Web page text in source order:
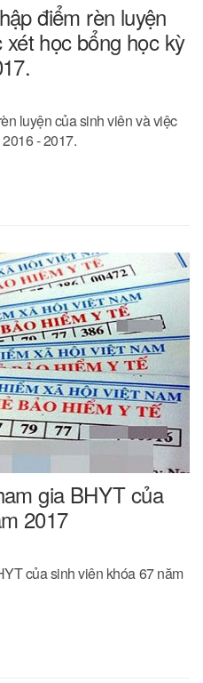
điểm rèn luyện
học bổng học kỳ
luyện của sinh viên và việc
- 2017.
gia BHYT của
2017
của sinh viên khóa 67 năm